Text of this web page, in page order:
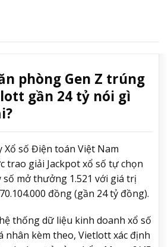
phòng Gen Z trúng
gần 24 tỷ nói gì
Xổ số Điện toán Việt Nam
trao giải Jackpot xổ số tự chọn
số mở thưởng 1.521 với giá trị
đồng (gần 24 tỷ đồng).
thống dữ liệu kinh doanh xổ số
nhân kèm theo, Vietlott xác định